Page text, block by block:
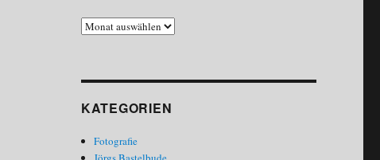
Archiv
KATEGORIEN
Fotografie